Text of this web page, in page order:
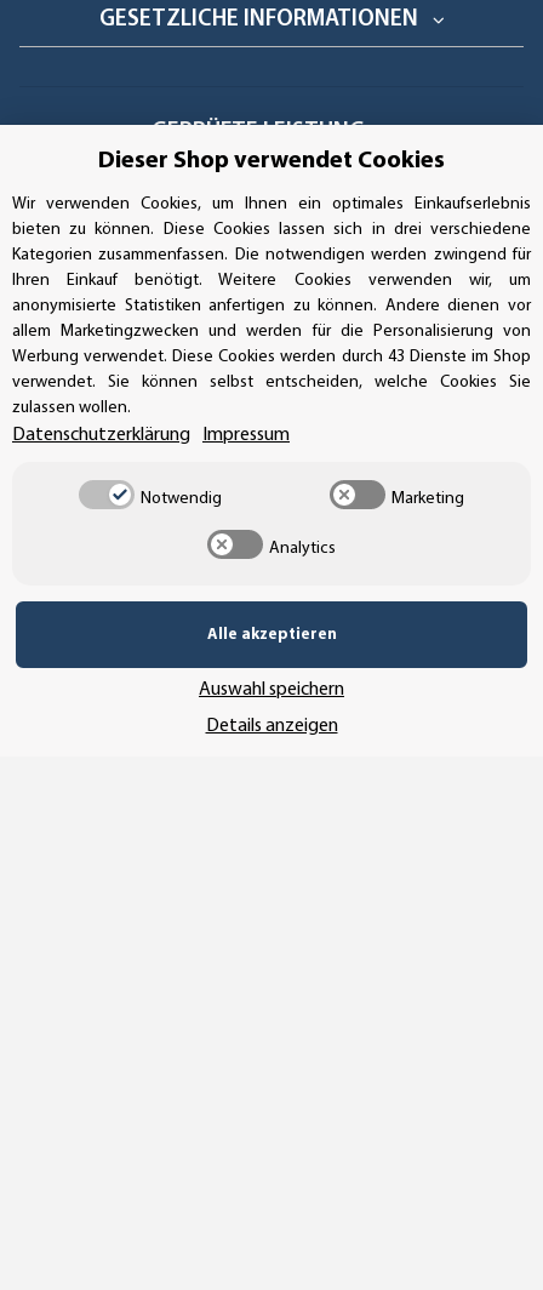
GESETZLICHE INFORMATIONEN
AUFKLEBERDEALER STORE
Handwerkerring 1, D-39326 Wolmirstedt
Bestellungen/Support: +49 (0)39-201-28-98-10
UNSER AFFILIATE-PROGRAMM
UNSERE ZAHLUNGSARTEN*
SSL-Verschlüsselung
Dieser Shop verwendet Cookies
Wir verwenden Cookies, um Ihnen ein optimales Einkaufserlebnis
bieten zu können. Diese Cookies lassen sich in drei verschiedene
Kategorien zusammenfassen. Die notwendigen werden zwingend für
Ihren Einkauf benötigt. Weitere Cookies verwenden wir, um
anonymisierte Statistiken anfertigen zu können. Andere dienen vor
allem Marketingzwecken und werden für die Personalisierung von
Werbung verwendet. Diese Cookies werden durch 43 Dienste im Shop
verwendet. Sie können selbst entscheiden, welche Cookies Sie
zulassen wollen.
Datenschutzerklärung Impressum
Notwendig Marketing
Analytics
Alle akzeptieren
Auswahl speichern
Details anzeigen